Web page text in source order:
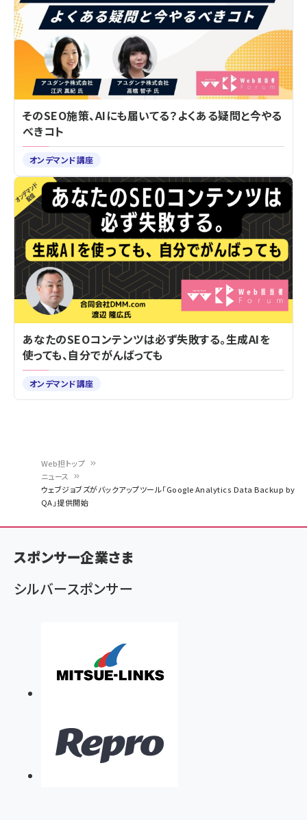
く
ず
Web担トップ
ニュース
ウェブジョブズがバックアップツール「Google Analytics Data Backup by
QA」提供開始
そのSEO施策、AIにも届いてる？よくある疑問と今やる
べきコト
オンデマンド講座
あなたのSEOコンテンツは必ず失敗する。生成AIを
使っても、自分でがんばっても
オンデマンド講座
スポンサー企業さま
シルバースポンサー